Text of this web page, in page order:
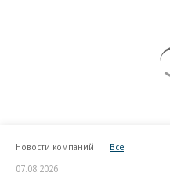
Новости компаний Все
07.08.2026